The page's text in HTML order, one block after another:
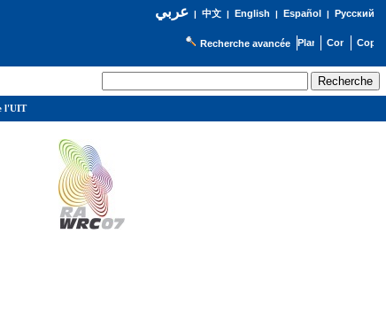
عربي| 中文| English | Español | Русский
Recherche avancée
l'UIT